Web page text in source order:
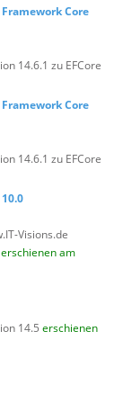
Core
14.6.1 zu EFCore
Core
14.6.1 zu EFCore
Visions.de
erschienen am
14.5 erschienen